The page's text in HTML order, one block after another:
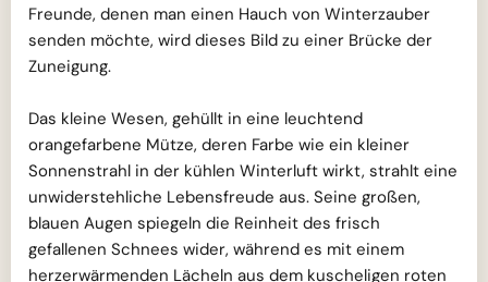
Freunde, denen man einen Hauch von Winterzauber
senden möchte, wird dieses Bild zu einer Brücke der
Zuneigung.
Das kleine Wesen, gehüllt in eine leuchtend
orangefarbene Mütze, deren Farbe wie ein kleiner
Sonnenstrahl in der kühlen Winterluft wirkt, strahlt eine
unwiderstehliche Lebensfreude aus. Seine großen,
blauen Augen spiegeln die Reinheit des frisch
gefallenen Schnees wider, während es mit einem
herzerwärmenden Lächeln aus dem kuscheligen roten